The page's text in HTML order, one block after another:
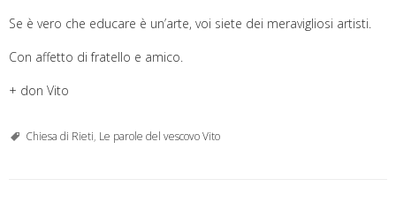
Se è vero che educare è un’arte, voi siete dei meravigliosi artisti.
Con affetto di fratello e amico.
+ don Vito
Chiesa di Rieti, Le parole del vescovo Vito